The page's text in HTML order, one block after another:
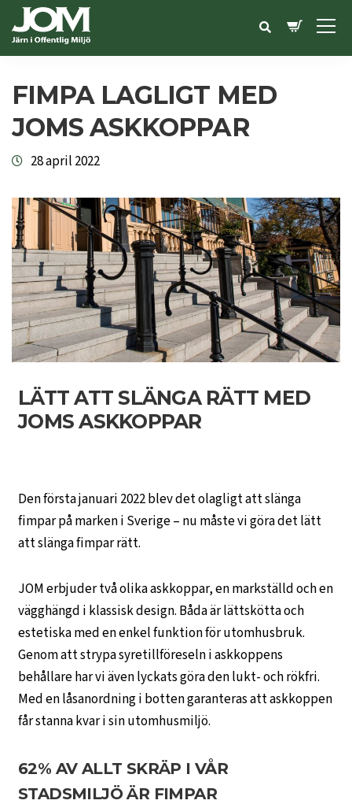
FIMPA LAGLIGT MED
JOMS ASKKOPPAR
28 april 2022
LÄTT ATT SLÄNGA RÄTT MED
JOMS ASKKOPPAR
Den första januari 2022 blev det olagligt att slänga
fimpar på marken i Sverige – nu måste vi göra det lätt
att slänga fimpar rätt.
JOM erbjuder två olika askkoppar, en markställd och en
vägghängd i klassisk design. Båda är lättskötta och
estetiska med en enkel funktion för utomhusbruk.
Genom att strypa syretillföreseln i askkoppens
behållare har vi även lyckats göra den lukt- och rökfri.
Med en låsanordning i botten garanteras att askkoppen
får stanna kvar i sin utomhusmiljö.
62% AV ALLT SKRÄP I VÅR
STADSMILJÖ ÄR FIMPAR